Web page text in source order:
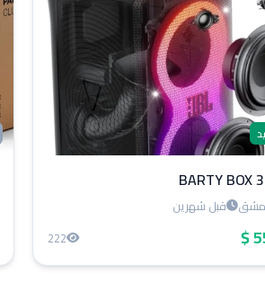
BARTY BOX
قبل شهرين
222